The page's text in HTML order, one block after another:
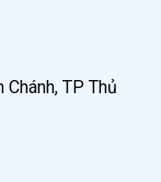
TP Thủ